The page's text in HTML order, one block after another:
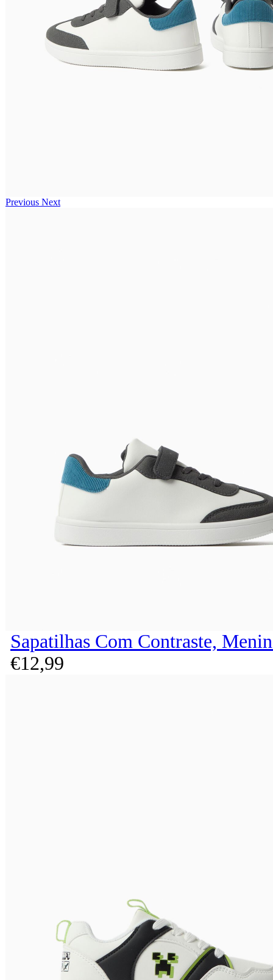
Previous Next
Sapatilhas Com Contraste,
€12,99